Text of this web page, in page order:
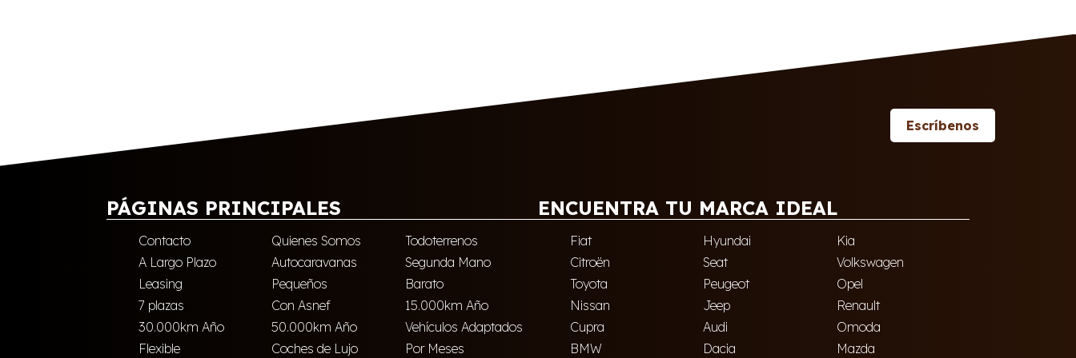
Escríbenos
PÁGINAS PRINCIPALES
Contacto Quienes Somos
Todoterrenos
A Largo Plazo
Autocaravanas
Segunda Mano
Leasing
Pequeños
Barato
7 plazas
Con Asnef
15.000km Año
30.000km Año
50.000km Año
Vehículos Adaptados
Flexible
Coches de Lujo Por Meses
ENCUENTRA TU MARCA IDEAL
Fiat Hyundai
Kia
Citroën
Seat
Volkswagen
Toyota
Peugeot
Opel
Nissan
Jeep
Renault
Cupra
Audi
Omoda
BMW
Dacia Mazda